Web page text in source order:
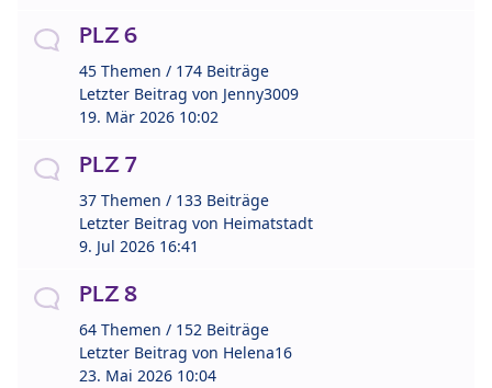
PLZ 6
45 Themen / 174 Beiträge
Letzter Beitrag von Jenny3009
19. Mär 2026 10:02
PLZ 7
37 Themen / 133 Beiträge
Letzter Beitrag von Heimatstadt
9. Jul 2026 16:41
PLZ 8
64 Themen / 152 Beiträge
Letzter Beitrag von Helena16
23. Mai 2026 10:04